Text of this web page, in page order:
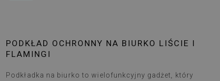
PODKŁAD OCHRONNY NA BIURKO LIŚCIE I
FLAMINGI
Podkładka na biurko to wielofunkcyjny gadżet, który